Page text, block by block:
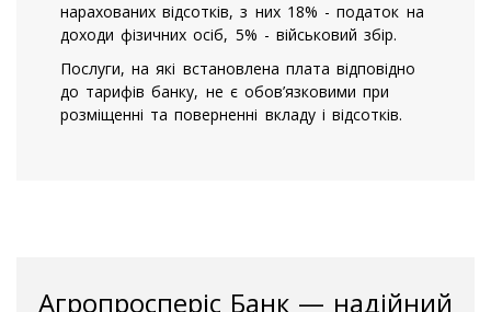
нарахованих відсотків, з них 18% - податок на
доходи фізичних осіб, 5% - військовий збір.
Послуги, на які встановлена плата відповідно
до тарифів банку, не є обов’язковими при
розміщенні та поверненні вкладу і відсотків.
Агропросперіс Банк — надійний